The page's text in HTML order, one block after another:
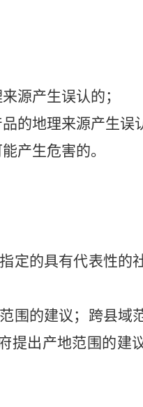
源产生误认的；
的地理来源产生误
产生危害的。
定的具有代表性的
围的建议；跨县域
提出产地范围的建